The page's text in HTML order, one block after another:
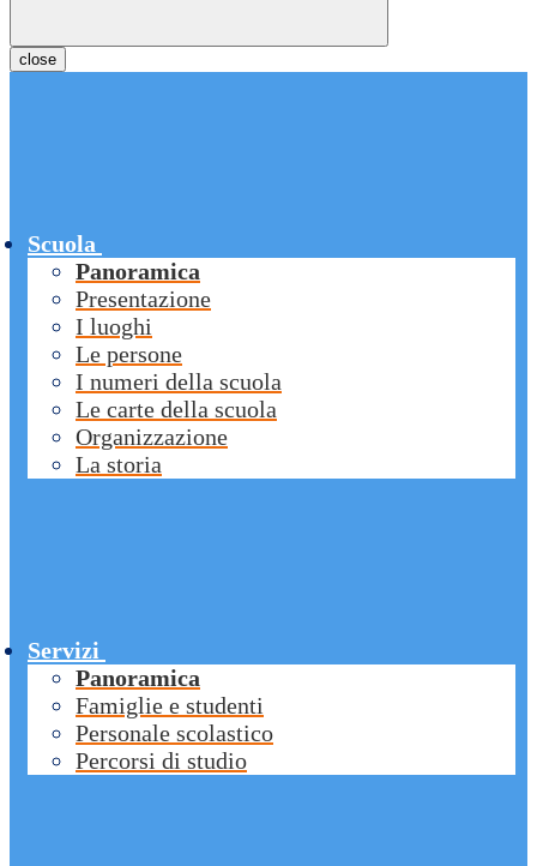
close
Scuola
Panoramica
Presentazione
I luoghi
Le persone
I numeri della scuola
Le carte della scuola
Organizzazione
La storia
Servizi
Panoramica
Famiglie e studenti
Personale scolastico
Percorsi di studio